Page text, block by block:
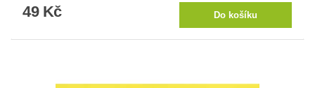
49 Kč